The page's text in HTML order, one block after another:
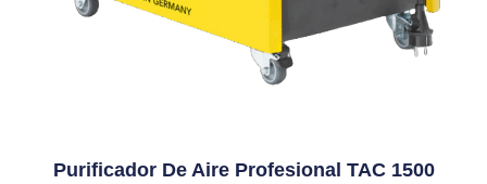
Purificador De Aire Profesional TAC 1500